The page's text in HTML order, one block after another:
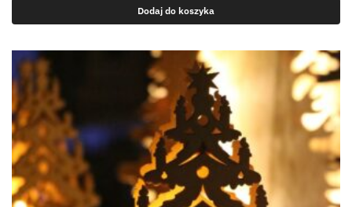
Dodaj do koszyka